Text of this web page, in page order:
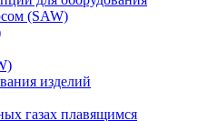
(SAW)
изделий
газах плавящимся